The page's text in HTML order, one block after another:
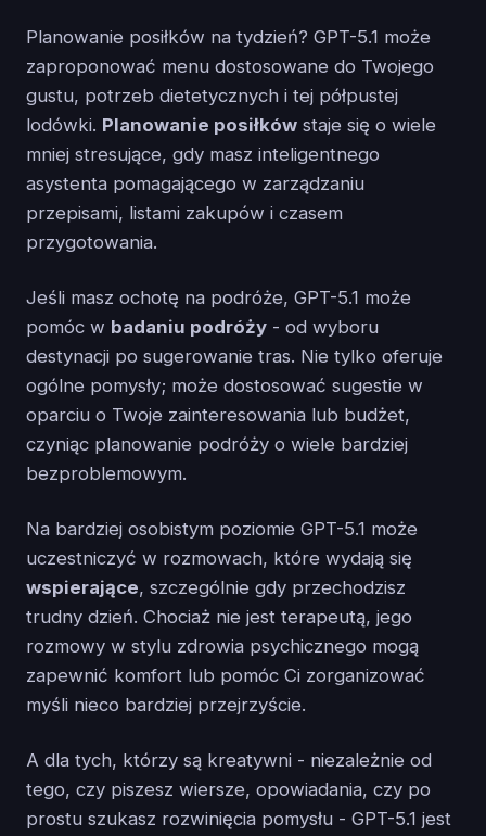
Planowanie posiłków na tydzień? GPT-5.1 może
zaproponować menu dostosowane do Twojego
gustu, potrzeb dietetycznych i tej półpustej
lodówki. Planowanie posiłków staje się o wiele
mniej stresujące, gdy masz inteligentnego
asystenta pomagającego w zarządzaniu
przepisami, listami zakupów i czasem
przygotowania.
Jeśli masz ochotę na podróże, GPT-5.1 może
pomóc w badaniu podróży - od wyboru
destynacji po sugerowanie tras. Nie tylko oferuje
ogólne pomysły; może dostosować sugestie w
oparciu o Twoje zainteresowania lub budżet,
czyniąc planowanie podróży o wiele bardziej
bezproblemowym.
Na bardziej osobistym poziomie GPT-5.1 może
uczestniczyć w rozmowach, które wydają się
wspierające, szczególnie gdy przechodzisz
trudny dzień. Chociaż nie jest terapeutą, jego
rozmowy w stylu zdrowia psychicznego mogą
zapewnić komfort lub pomóc Ci zorganizować
myśli nieco bardziej przejrzyście.
A dla tych, którzy są kreatywni - niezależnie od
tego, czy piszesz wiersze, opowiadania, czy po
prostu szukasz rozwinięcia pomysłu - GPT-5.1 jest